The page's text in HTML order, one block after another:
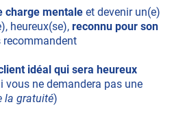
charge mentale et devenir un(e)
heureux(se), reconnu pour son
recommandent
idéal qui sera heureux
vous ne demandera pas une
la gratuité)